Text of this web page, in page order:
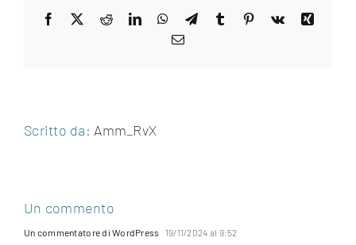
Facebook RedditLinkedInWhatsApp
TelegramTumblr Pinterest
Vk
Xing
Email
Scritto da: Amm_RvX
Un commento
Un commentatore di WordPress 19/11/2024 al 9:52